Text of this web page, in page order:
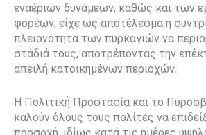
εναέριων δυνάμεων, καθώς και των
φορέων, είχε ως αποτέλεσμα η
πλειονότητα των πυρκαγιών να
στάδιά τους, αποτρέποντας την
απειλή κατοικημένων περιοχών.
Η Πολιτική Προστασία και το
καλούν όλους τους πολίτες να
προσοχή, ιδίως κατά τις ημέρες